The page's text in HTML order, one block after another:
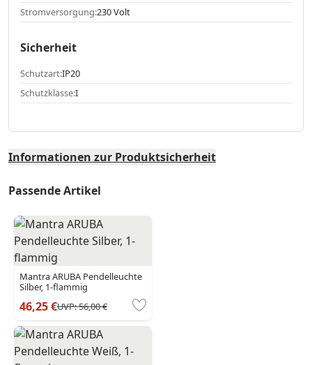
Stromversorgung:230 Volt
Sicherheit
Schutzart:IP20
Schutzklasse:I
Informationen zur Produktsicherheit
Passende Artikel
Mantra ARUBA Pendelleuchte
Silber, 1-flammig
46,25 €UVP:56,00 €